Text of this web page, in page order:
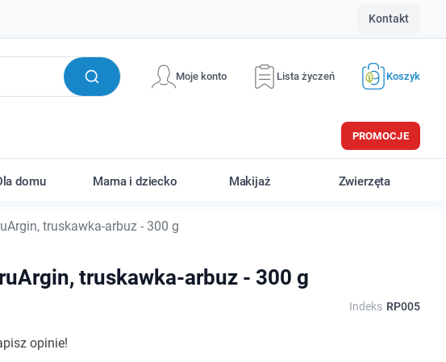
Kontakt
Moje konto Lista życzeń Koszyk
PROMOCJE
domu Mama i dziecko Makijaż Zwierzęta
truskawka-arbuz - 300 g
truskawka-arbuz - 300 g
Indeks RP005
opinie!